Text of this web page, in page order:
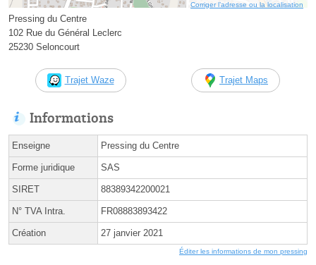
Corriger l’adresse ou la localisation
Pressing du Centre
102 Rue du Général Leclerc
25230 Seloncourt
Trajet Waze Trajet Maps
Informations
Enseigne Pressing du Centre
Forme juridique SAS
SIRET 88389342200021
N° TVA Intra. FR08883893422
Création 27 janvier 2021
Éditer les informations de mon pressing